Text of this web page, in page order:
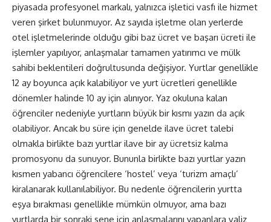
piyasada profesyonel markalı, yalnızca işletici vasfı ile hizmet
veren şirket bulunmuyor. Az sayıda işletme olan yerlerde
otel işletmelerinde olduğu gibi baz ücret ve başarı ücreti ile
işlemler yapılıyor, anlaşmalar tamamen yatırımcı ve mülk
sahibi beklentileri doğrultusunda değişiyor. Yurtlar genellikle
12 ay boyunca açık kalabiliyor ve yurt ücretleri genellikle
dönemler halinde 10 ay için alınıyor. Yaz okuluna kalan
öğrenciler nedeniyle yurtların büyük bir kısmı yazın da açık
olabiliyor. Ancak bu süre için genelde ilave ücret talebi
olmakla birlikte bazı yurtlar ilave bir ay ücretsiz kalma
promosyonu da sunuyor. Bununla birlikte bazı yurtlar yazın
kısmen yabancı öğrencilere ‘hostel’ veya ‘turizm amaçlı’
kiralanarak kullanılabiliyor. Bu nedenle öğrencilerin yurtta
eşya bırakması genellikle mümkün olmuyor, ama bazı
yurtlarda bir sonraki sene için anlaşmalarını yapanlara valiz